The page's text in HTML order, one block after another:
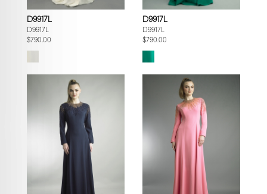
D9917L
D9917L
$790.00
D9917L
D9917L
$790.00